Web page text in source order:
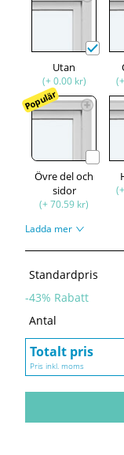
Utan
(+ 0.00 kr)
Populär
Övre del och
sidor
(+ 70.59 kr)
Ladda mer
Standardpris
-43% Rabatt
Antal
Totalt pris
Pris inkl. moms